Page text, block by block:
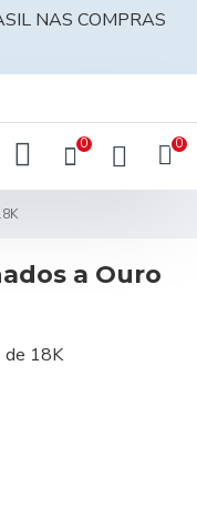
NAS COMPRAS
0 0
a Ouro